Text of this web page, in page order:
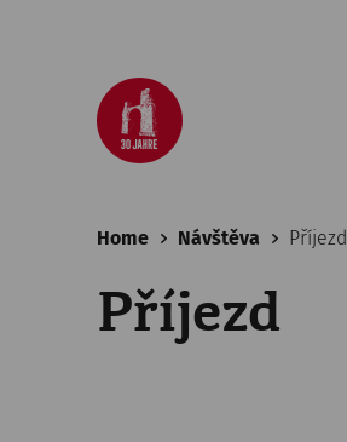
Home Návštěva Příjezd
Příjezd